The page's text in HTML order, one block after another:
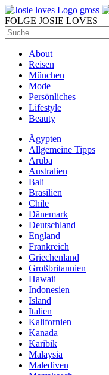
FOLGE JOSIE LOVES
About
Reisen
München
Mode
Persönliches
Lifestyle
Beauty
Ägypten
Allgemeine Tipps
Aruba
Australien
Bali
Brasilien
Chile
Dänemark
Deutschland
England
Frankreich
Griechenland
Großbritannien
Hawaii
Indonesien
Island
Italien
Kalifornien
Kanada
Karibik
Malaysia
Malediven